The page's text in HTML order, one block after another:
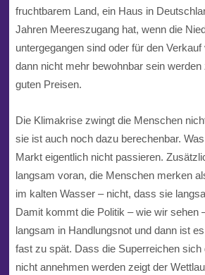
fruchtbarem Land, ein Haus in
Jahren Meereszugang hat, wenn die
untergegangen sind oder für den
dann nicht mehr bewohnbar sein
guten Preisen.
Die Klimakrise zwingt die Menschen
sie ist auch noch dazu berechenbar.
Markt eigentlich nicht passieren.
langsam voran, die Menschen merken
im kalten Wasser – nicht, dass sie
Damit kommt die Politik – wie wir sehen
langsam in Handlungsnot und dann ist
fast zu spät. Dass die Superreichen sich
nicht annehmen werden zeigt der